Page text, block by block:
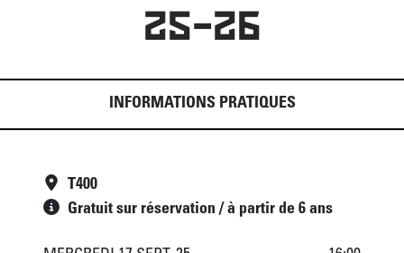
25-26
INFORMATIONS PRATIQUES
T400
Gratuit sur réservation / à partir de 6 ans